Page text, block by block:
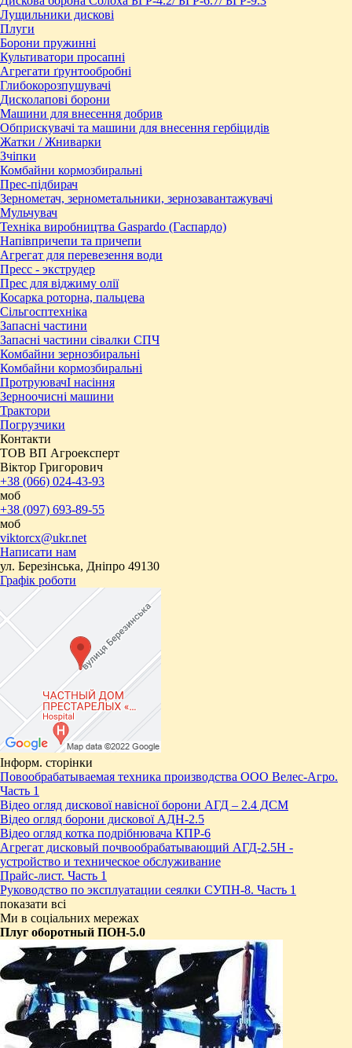
Лущильники дискові
Плуги
Борони пружинні
Культиватори просапні
Агрегати ґрунтообробні
Глибокорозпушувачі
Дисколапові борони
Машини для внесення добрив
Обприскувачі та машини для внесення гербіцидів
Жатки / Жниварки
Зчіпки
Комбайни кормозбиральні
Прес-підбирач
Зернометач, зернометальники, зернозавантажувачі
Мульчувач
Техніка виробництва Gaspardo (Гаспардо)
Напівпричепи та причепи
Агрегат для перевезення води
Пресc - экструдер
Прес для віджиму олії
Косарка роторна, пальцева
Сільгосптехніка
Запасні частини
Запасні частини сівалки СПЧ
Комбайни зернозбиральні
Комбайни кормозбиральні
ПротруювачІ насіння
Зерноочисні машини
Трактори
Погрузчики
Контакти
ТОВ ВП Агроексперт
Віктор Григорович
+38 (066) 024-43-93
моб
+38 (097) 693-89-55
моб
viktorcx@ukr.net
Написати нам
ул. Березінська, Дніпро 49130
Графік роботи
Інформ. сторінки
Повообрабатываемая техника производства ООО Велес-Агро.
Часть 1
Відео огляд дискової навісної борони АГД – 2.4 ДСМ
Відео огляд борони дискової АДН-2.5
Відео огляд котка подрібнювача КПР-6
Агрегат дисковый почвообрабатывающий АГД-2.5Н -
устройство и техническое обслуживание
Прайс-лист. Часть 1
Руководство по эксплуатации сеялки СУПН-8. Часть 1
показати всі
Ми в соціальних мережах
Плуг оборотный ПОН-5.0